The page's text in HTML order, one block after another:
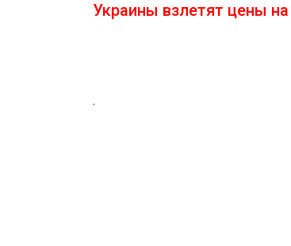
Украины взлетят цены
.